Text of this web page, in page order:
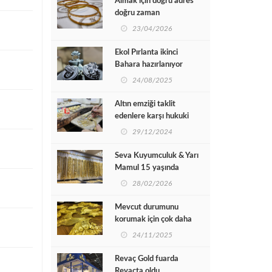
doğru zaman
23/04/2026
Ekol Pırlanta ikinci
Bahara hazırlanıyor
24/08/2025
Altın emziği taklit
edenlere karşı hukuki
mücadele tüm hızıyla
29/12/2024
Seva Kuyumculuk & Yarı
Mamul 15 yaşında
28/02/2026
Mevcut durumunu
korumak için çok daha
fazla çaba gösterdi
24/11/2025
Revaç Gold fuarda